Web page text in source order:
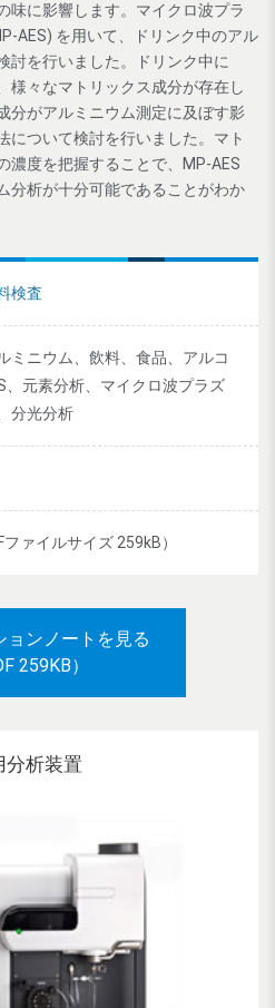
味に影響します。マイクロ波プラ
AES) を用いて、ドリンク中のアル
討を行いました。ドリンク中に
様々なマトリックス成分が存在し
分がアルミニウム測定に及ぼす影
について検討を行いました。マト
濃度を把握することで、MP-AES
分析が十分可能であることがわか
検査
ミニウム、飲料、食品、アルコ
、元素分析、マイクロ波プラズ
分光分析
ァイルサイズ 259kB）
ョンノートを見る
259KB）
分析装置